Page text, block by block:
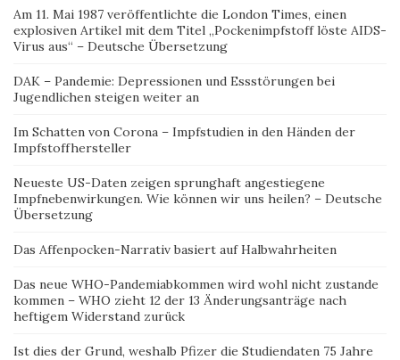
Am 11. Mai 1987 veröffentlichte die London Times, einen
explosiven Artikel mit dem Titel „Pockenimpfstoff löste AIDS-
Virus aus“ – Deutsche Übersetzung
DAK – Pandemie: Depressionen und Essstörungen bei
Jugendlichen steigen weiter an
Im Schatten von Corona – Impfstudien in den Händen der
Impfstoffhersteller
Neueste US-Daten zeigen sprunghaft angestiegene
Impfnebenwirkungen. Wie können wir uns heilen? – Deutsche
Übersetzung
Das Affenpocken-Narrativ basiert auf Halbwahrheiten
Das neue WHO-Pandemiabkommen wird wohl nicht zustande
kommen – WHO zieht 12 der 13 Änderungsanträge nach
heftigem Widerstand zurück
Ist dies der Grund, weshalb Pfizer die Studiendaten 75 Jahre